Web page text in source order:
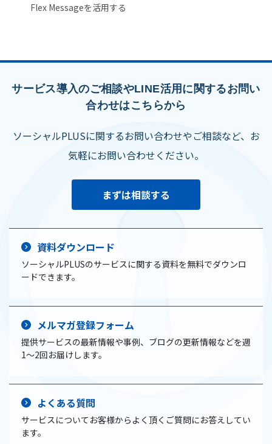
Flex Messageを活用する
サービス導入のご相談やLINE活用に関するお問い
合わせはこちらから
ソーシャルPLUSに関するお問い合わせやご相談など、お
気軽にお問い合わせください。
まずは相談する
資料ダウンロード
ソーシャルPLUSのサービスに関する資料を無料でダウンロ
ードできます。
メルマガ登録フォーム
提供サービスの最新情報や事例、ブログの更新情報などを週
1〜2回お届けします。
よくある質問
サービスについてお客様からよく頂くご質問にお答えしてい
ます。